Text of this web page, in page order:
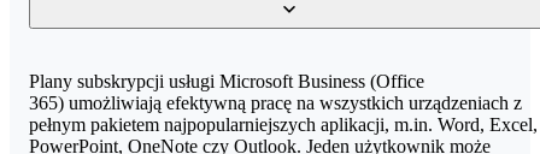
jednorazowa czynność i dotyczy utworzenia oraz konfiguracji
Pomoc Podstawowa
Usługa kierowana do małych i średnich firm. W jej skład wchodzą:
utworzenie listy użytkowników oraz ich haseł, przypisanie licencji
W ciągu ostatnich lat część licencji Microsoft 365 zmieniła swoje
nazwy. Oto lista obecnych nazw licencji z ich poprzednimi
wersjami:
Plany subskrypcji usługi Microsoft Business (Office
365) umożliwiają efektywną pracę na wszystkich urządzeniach z
pełnym pakietem najpopularniejszych aplikacji, m.in. Word, Excel,
PowerPoint, OneNote czy Outlook. Jeden użytkownik może